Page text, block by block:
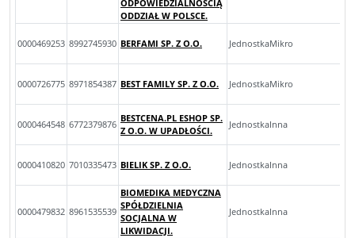
ODPOWIEDZIALNOŚCIĄ
ODDZIAŁ W POLSCE.
0000469253 8992745930 BERFAMI SP. Z O.O. JednostkaMikro
0000726775 8971854387 BEST FAMILY SP. Z O.O. JednostkaMikro
0000464548 6772379876
BESTCENA.PL ESHOP SP.
Z O.O. W UPADŁOŚCI.
JednostkaInna
0000410820 7010335473 BIELIK SP. Z O.O. JednostkaInna
0000479832 8961535539
BIOMEDIKA MEDYCZNA
SPÓŁDZIELNIA
SOCJALNA W
LIKWIDACJI.
JednostkaInna